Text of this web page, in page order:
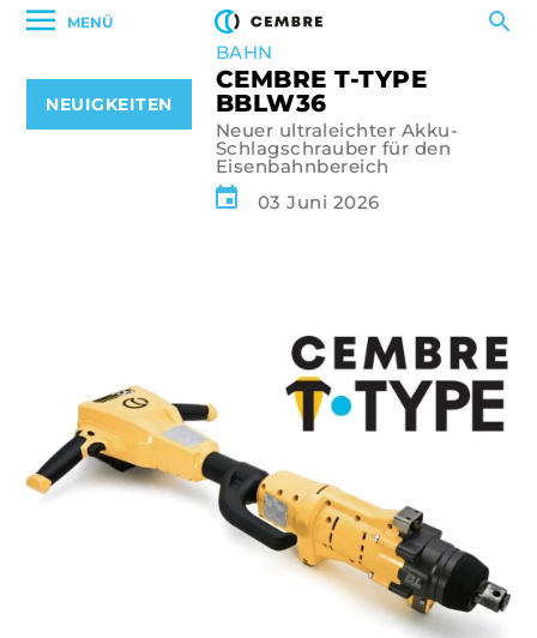
MENÜ
NEUIGKEITEN
BAHN
CEMBRE T-TYPE
BBLW36
Neuer ultraleichter Akku-
Schlagschrauber für den
Eisenbahnbereich
03 Juni 2026